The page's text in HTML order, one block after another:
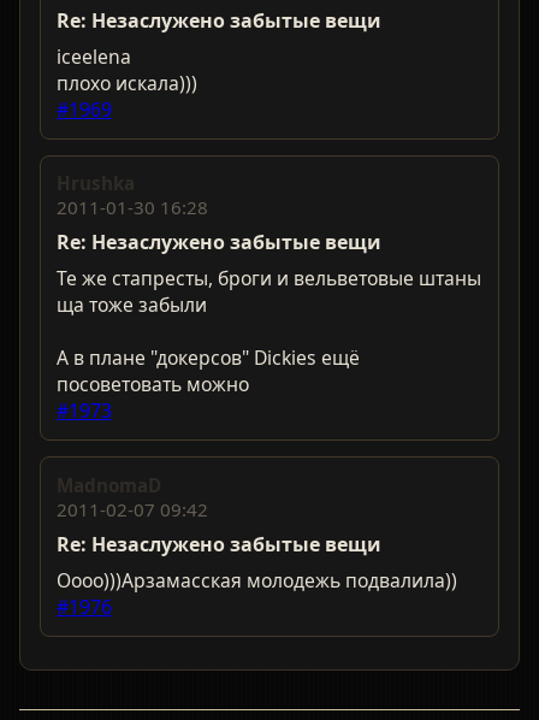
Re: Незаслужено забытые вещи
iceelena
плохо искала)))
#1969
Hrushka
2011-01-30 16:28
Re: Незаслужено забытые вещи
Те же стапресты, броги и вельветовые штаны
ща тоже забыли
А в плане "докерсов" Dickies ещё
посоветовать можно
#1973
MadnomaD
2011-02-07 09:42
Re: Незаслужено забытые вещи
Оооо)))Арзамасская молодежь подвалила))
#1976